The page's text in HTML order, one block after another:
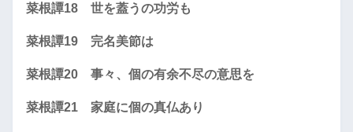
菜根譚18 世を蓋うの功労も
菜根譚19 完名美節は
菜根譚20 事々、個の有余不尽の意思を
菜根譚21 家庭に個の真仏あり